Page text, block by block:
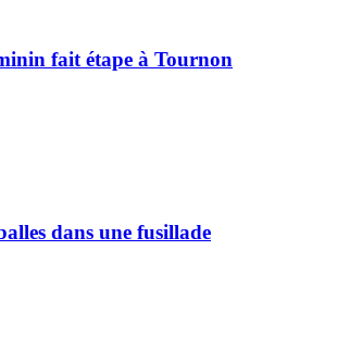
fait étape à Tournon
dans une fusillade